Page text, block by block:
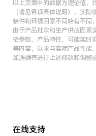
以上页面中的数据为理论值，
（请见各项具体说明），实
条件和环境因素不同略有不同
由于产品批次和生产供应因素
格参数、产品特性，可能实时
等内容，以求与实际产品性能
如遇确有进行上述修改和调整
在线支持